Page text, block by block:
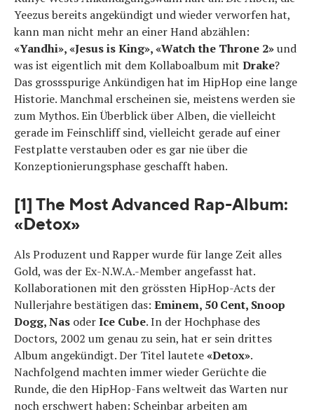
Yeezus bereits angekündigt und wieder verworfen hat,
kann man nicht mehr an einer Hand abzählen:
«Yandhi», «Jesus is King», «Watch the Throne 2»und
was ist eigentlich mit dem Kollaboalbum mit Drake?
Das grossspurige Ankündigen hat im HipHop eine lange
Historie. Manchmal erscheinen sie, meistens werden sie
zum Mythos. Ein Überblick über Alben, die vielleicht
gerade im Feinschliff sind, vielleicht gerade auf einer
Festplatte verstauben oder es gar nie über die
Konzeptionierungsphase geschafft haben.
[1] The Most Advanced Rap-Album:
«Detox»
Als Produzent und Rapper wurde für lange Zeit alles
Gold, was der Ex-N.W.A.-Member angefasst hat.
Kollaborationen mit den grössten HipHop-Acts der
Nullerjahre bestätigen das: Eminem, 50 Cent, Snoop
Dogg, Nas oderIce Cube. In der Hochphase des
Doctors, 2002 um genau zu sein, hat er sein drittes
Album angekündigt. Der Titel lautete«Detox».
Nachfolgend machten immer wieder Gerüchte die
Runde, die den HipHop-Fans weltweit das Warten nur
noch erschwert haben: Scheinbar arbeiten am